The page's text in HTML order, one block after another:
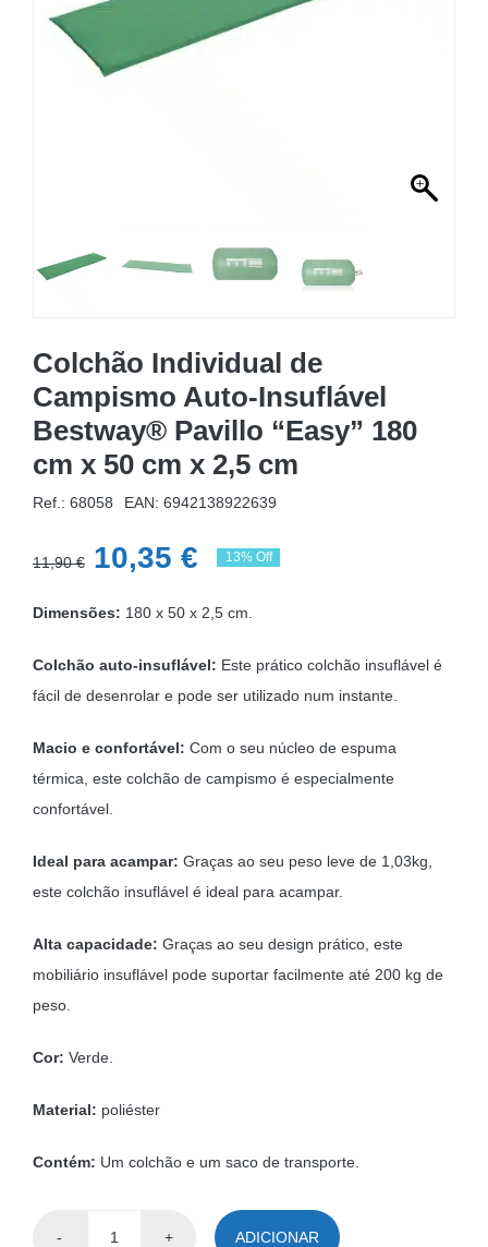
MOBILIÁRIO INSUFLÁVEL
CAMPISMO
Colchão Individual de
Campismo Auto-Insuflável
Bestway® Pavillo “Easy” 180
cm x 50 cm x 2,5 cm
Ref.: 68058 EAN: 6942138922639
11,90€ O
original
era:
11,90 €.
10,35 €O
atual
é:
10,35 €.
13% Off
Dimensões: 180 x 50 x 2,5 cm.
Colchão auto-insuflável: Este prático colchão insuflável é
fácil de desenrolar e pode ser utilizado num instante.
Macio e confortável: Com o seu núcleo de espuma
térmica, este colchão de campismo é especialmente
confortável.
Ideal para acampar: Graças ao seu peso leve de 1,03kg,
este colchão insuflável é ideal para acampar.
Alta capacidade: Graças ao seu design prático, este
mobiliário insuflável pode suportar facilmente até 200 kg de
peso.
Cor: Verde.
Material: poliéster
Contém: Um colchão e um saco de transporte.
ADICIONAR